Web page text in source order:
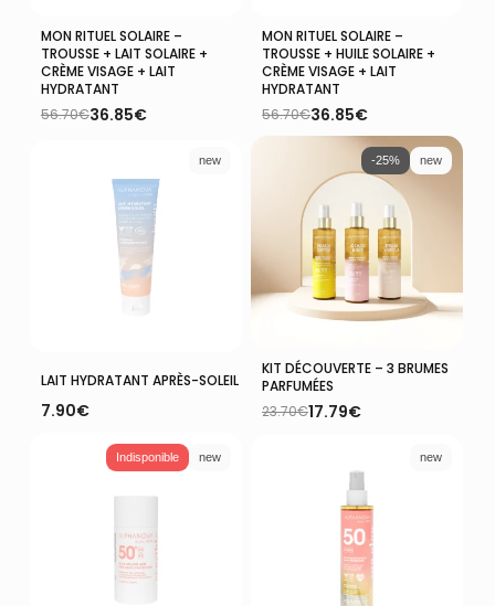
Ajouter Au Panier
MON RITUEL SOLAIRE –
TROUSSE + LAIT SOLAIRE +
CRÈME VISAGE + LAIT
HYDRATANT
56.70€
Le
36.85€
Le
Ajouter Au Panier
MON RITUEL SOLAIRE –
TROUSSE + HUILE SOLAIRE +
CRÈME VISAGE + LAIT
HYDRATANT
56.70€
Le
prix
56.70€.
36.85€
Le
prix
36.85€.
new
Ajouter Au Panier
LAIT HYDRATANT APRÈS-SOLEIL
7.90€
-25% new
Ajouter Au Panier
KIT DÉCOUVERTE – 3 BRUMES
PARFUMÉES
23.70€
Le
17.79€
Le
Indisponible new new